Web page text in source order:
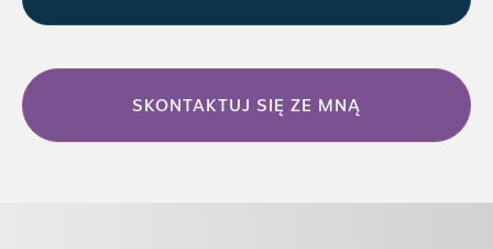
SKONTAKTUJ SIĘ ZE MNĄ